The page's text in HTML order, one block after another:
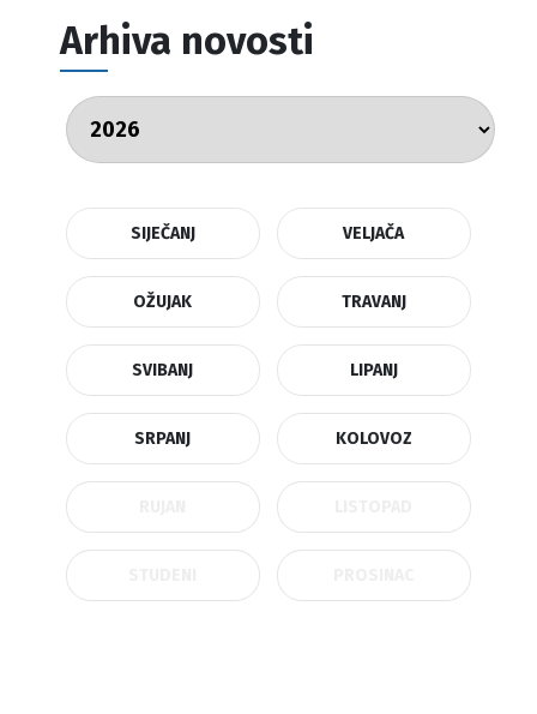
Arhiva novosti
SIJEČANJ VELJAČA
OŽUJAK TRAVANJ
SVIBANJ LIPANJ
SRPANJ KOLOVOZ